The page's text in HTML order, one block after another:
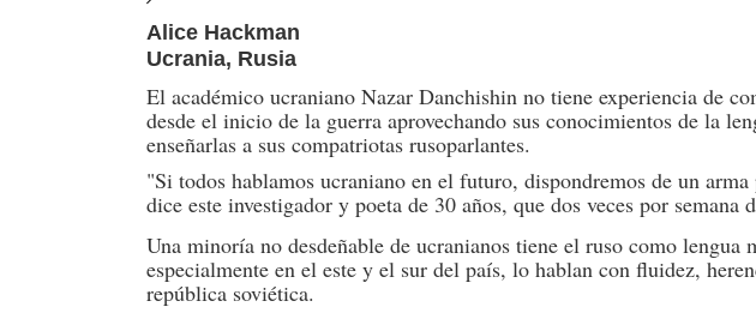
Alice Hackman
Ucrania, Rusia
El académico ucraniano Nazar Danchishin no tiene experiencia de
desde el inicio de la guerra aprovechando sus conocimientos de la
enseñarlas a sus compatriotas rusoparlantes.
"Si todos hablamos ucraniano en el futuro, dispondremos de un
dice este investigador y poeta de 30 años, que dos veces por semana
Una minoría no desdeñable de ucranianos tiene el ruso como lengua
especialmente en el este y el sur del país, lo hablan con fluidez,
república soviética.